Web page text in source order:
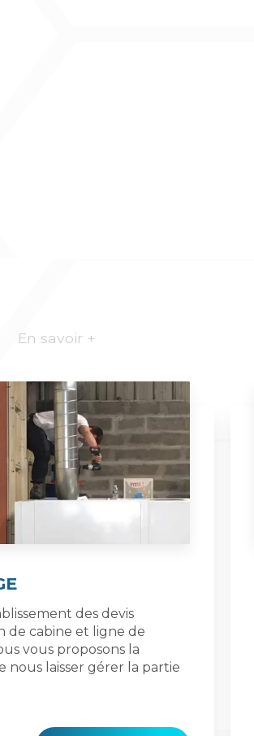
En savoir +
des devis
de cabine et ligne de
vous proposons la
nous laisser gérer la partie